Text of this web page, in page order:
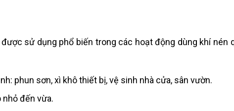
sử dụng phổ biến trong các hoạt động dùng khí nén
phun sơn, xì khô thiết bị, vệ sinh nhà cửa, sân vườn.
đến vừa.